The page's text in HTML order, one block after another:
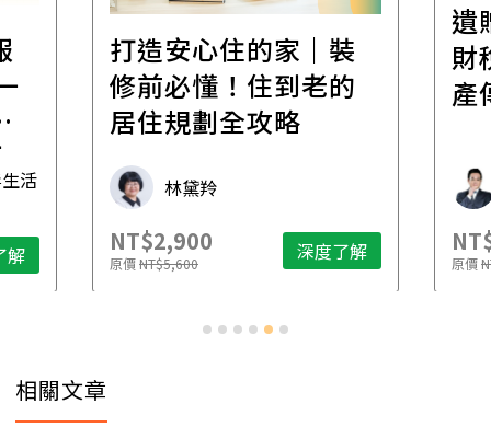
活
解
打造安心住的家｜裝
修前必懂！住到老的
居住規劃全攻略
林黛羚
NT$2,900
原價NT$5,600 深度了解
遺
財
產
原價
相關文章